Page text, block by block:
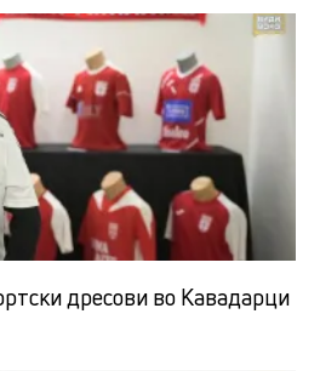
дресови во Кавадарци